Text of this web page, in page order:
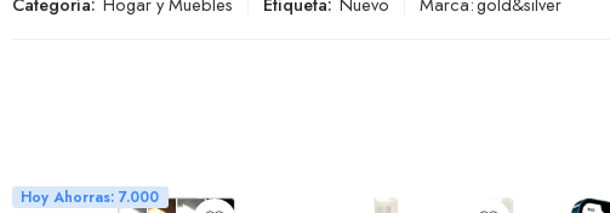
Hoy Ahorras: 7.000